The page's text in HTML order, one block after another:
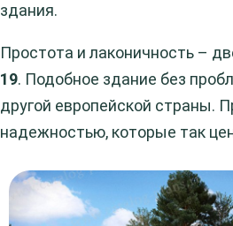
здания.
Простота и лаконичность –
19. Подобное здание без
другой европейской страны.
надежностью, которые так